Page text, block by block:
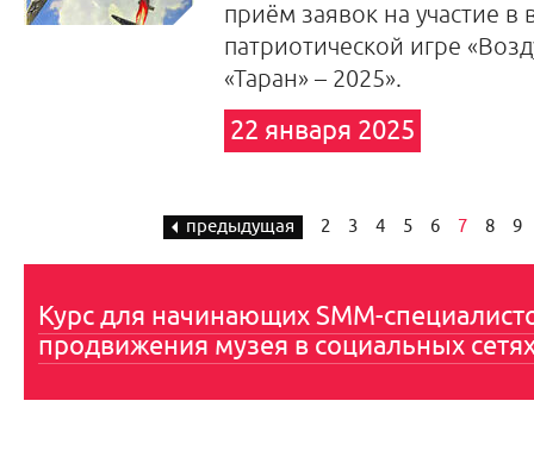
приём заявок на участие в
патриотической игре
«Таран» – 2025».
22 января 2025
предыдущая 2 3 4 5 6 7 8 9
Курс для начинающих SMM-
продвижения музея в социальных